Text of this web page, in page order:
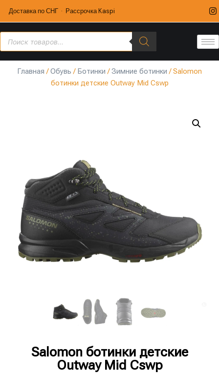
Доставка по СНГ · Рассрочка Kaspi
Главная /Обувь / Ботинки /Зимние ботинки / Salomon
ботинки детские Outway Mid Cswp
Salomon ботинки детские
Outway Mid Cswp